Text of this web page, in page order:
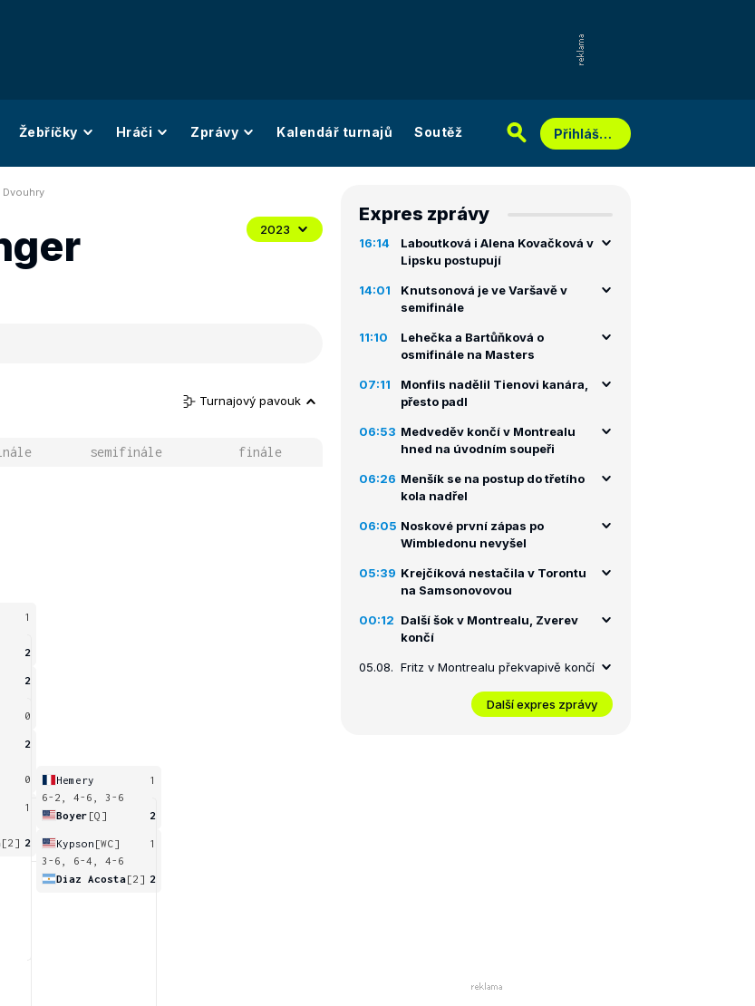
Žebříčky Hráči Zprávy Kalendář turnajů Soutěž Přihlášení
Dvouhry
2023
Turnajový pavouk
semifinále finále
1
2
2
0
2
0
1
[2] 2
Hemery
1
6-2, 4-6, 3-6
Boyer [Q] 2
Kypson [WC]
1
3-6, 6-4, 4-6
Diaz Acosta[2] 2
Expres zprávy
16:14
Laboutková i Alena Kovačková v
Lipsku postupují
14:01
Knutsonová je ve Varšavě v
semifinále
11:10
Lehečka a Bartůňková o
osmifinále na Masters
07:11
Monfils nadělil Tienovi kanára,
přesto padl
06:53 Medveděv končí v Montrealu
hned na úvodním soupeři
06:26 Menšík se na postup do třetího
kola nadřel
06:05 Noskové první zápas po
Wimbledonu nevyšel
05:39 Krejčíková nestačila v Torontu
na Samsonovovou
00:12 Další šok v Montrealu, Zverev
končí
05.08. Fritz v Montrealu překvapivě končí
Další expres zprávy